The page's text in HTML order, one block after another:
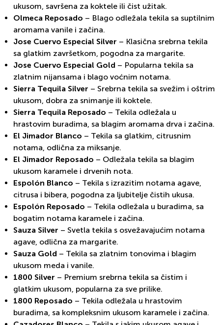
ukusom, savršena za koktele ili čist užitak.
Olmeca Reposado – Blago odležala tekila sa suptilnim
aromama vanile i začina.
Jose Cuervo Especial Silver – Klasična srebrna tekila
sa glatkim završetkom, pogodna za margarite.
Jose Cuervo Especial Gold – Popularna tekila sa
zlatnim nijansama i blago voćnim notama.
Sierra Tequila Silver – Srebrna tekila sa svežim i oštrim
ukusom, dobra za snimanje ili koktele.
Sierra Tequila Reposado – Tekila odležala u
hrastovim buradima, sa blagim aromama drva i začina.
El Jimador Blanco – Tekila sa glatkim, citrusnim
notama, odlična za miksanje.
El Jimador Reposado – Odležala tekila sa blagim
ukusom karamele i drvenih nota.
Espolón Blanco – Tekila s izrazitim notama agave,
citrusa i bibera, pogodna za ljubitelje čistih ukusa.
Espolón Reposado – Tekila odležala u buradima, sa
bogatim notama karamele i začina.
Sauza Silver – Svetla tekila s osvežavajućim notama
agave, odlična za margarite.
Sauza Gold – Tekila sa zlatnim tonovima i blagim
ukusom meda i vanile.
1800 Silver – Premium srebrna tekila sa čistim i
glatkim ukusom, popularna za sve prilike.
1800 Reposado – Tekila odležala u hrastovim
buradima, sa kompleksnim ukusom karamele i začina.